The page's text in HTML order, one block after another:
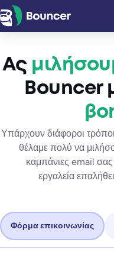
Μετάβαση
στο
Ας
Bouncer
Υπάρχουν διάφοροι
θέλαμε πολύ να
καμπάνιες email
εργαλεία
Φόρμα επικοινωνίας